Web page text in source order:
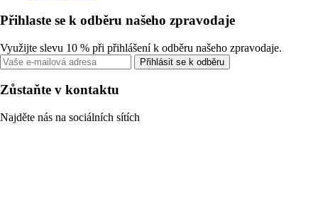
Přihlaste se k odběru našeho zpravodaje
Využijte slevu 10 % při přihlášení k odběru našeho zpravodaje.
Přihlásit se k odběru
Zůstaňte v kontaktu
Najděte nás na sociálních sítích